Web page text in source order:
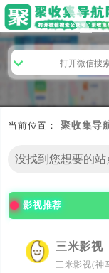
当前位置： 聚收集导
影视推荐
三米影视
三米影视(神